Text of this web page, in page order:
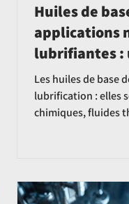
Huiles de
applications
lubrifiantes :
avantages et
Les huiles de base
lubrification : elles
chimiques, fluides